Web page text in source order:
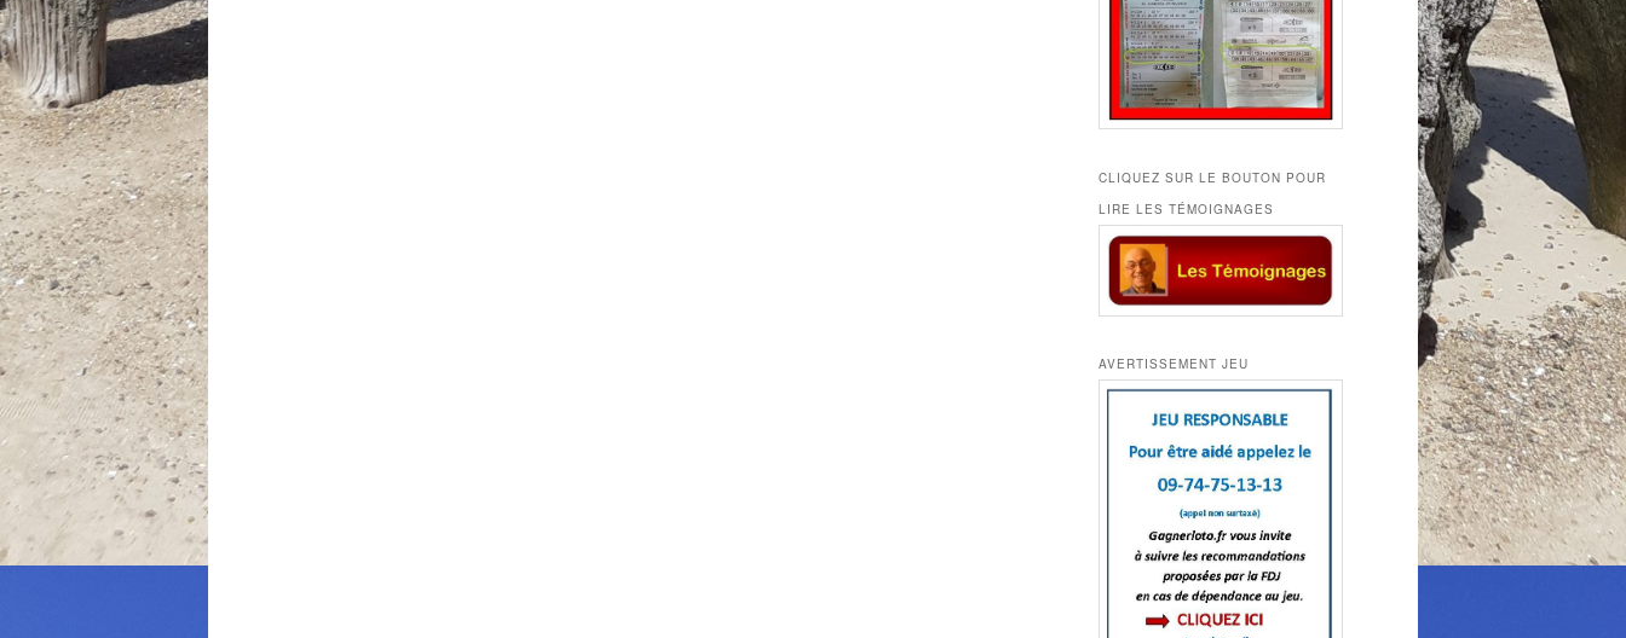
CLIQUEZ SUR LE BOUTON POUR
LIRE LES TÉMOIGNAGES
AVERTISSEMENT JEU